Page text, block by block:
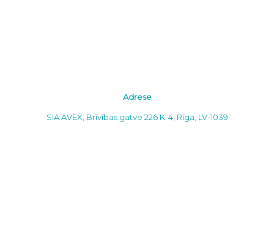
Adrese
SIA AVEX, Brīvības gatve 226 K-4, Rīga, LV-1039